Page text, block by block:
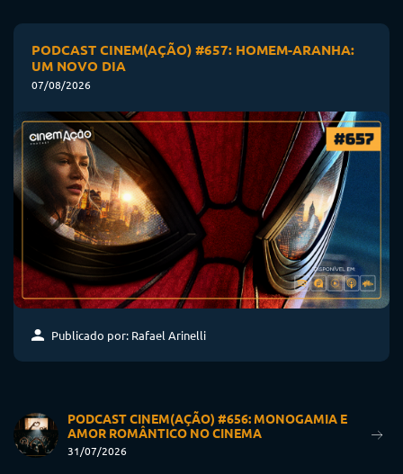
PODCAST CINEM(AÇÃO) #657: HOMEM-ARANHA:
UM NOVO DIA
07/08/2026
Publicado por: Rafael Arinelli
PODCAST CINEM(AÇÃO) #656: MONOGAMIA E
AMOR ROMÂNTICO NO CINEMA
31/07/2026